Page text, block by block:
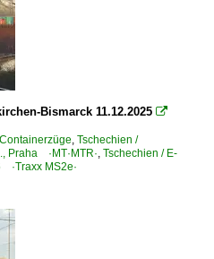
Bismarck 11.12.2025 
, Tschechien /
Praha ·MT·MTR·, Tschechien / E-
MS2e·